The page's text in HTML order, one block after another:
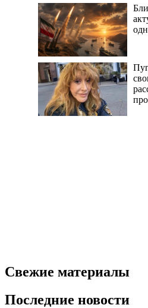
Свежие материалы
Последние новости